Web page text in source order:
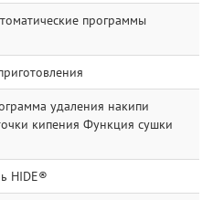
программы
удаления накипи
кипения Функция сушки
HIDE®